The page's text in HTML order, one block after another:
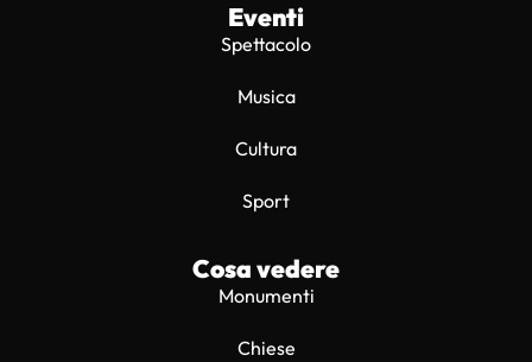
Eventi
Spettacolo
Musica
Cultura
Sport
Cosa vedere
Monumenti
Chiese